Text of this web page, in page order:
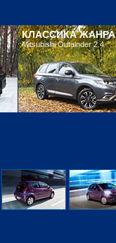
КЛАССИКА ЖАНРА
Mitsubishi Outalnder 2.4